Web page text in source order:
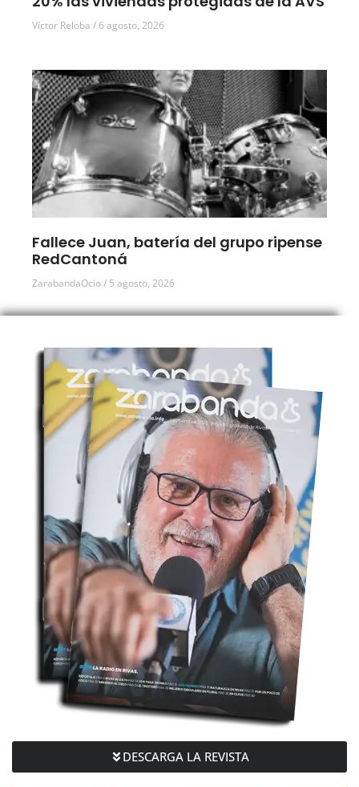
Víctor Reloba 6 agosto, 2026
Fallece Juan, batería del grupo ripense
RedCantoná
ZarabandaOcio 5 agosto, 2026
DESCARGA LA REVISTA